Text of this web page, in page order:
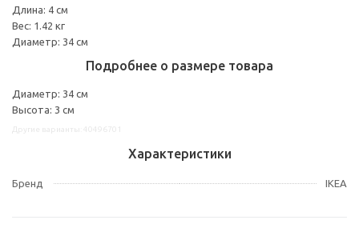
Длина: 4 см
Вес: 1.42 кг
Диаметр: 34 см
Подробнее о размере товара
Диаметр: 34 см
Высота: 3 см
Характеристики
Бренд IKEA